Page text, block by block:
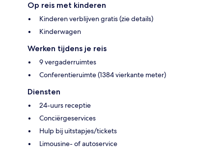
Op reis met kinderen
Kinderen verblijven gratis (zie details)
Kinderwagen
Werken tijdens je reis
9 vergaderruimtes
Conferentieruimte (1384 vierkante meter)
Diensten
24-uurs receptie
Conciërgeservices
Hulp bij uitstapjes/tickets
Limousine- of autoservice